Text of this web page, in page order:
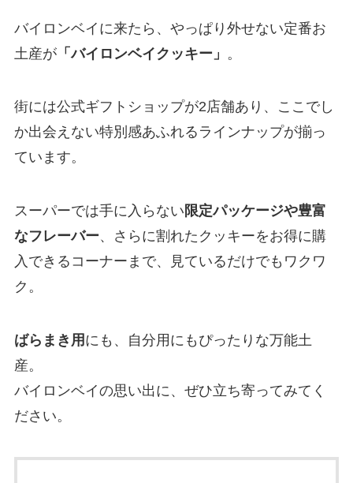
バイロンベイに来たら、やっぱり外せない定番お
土産が「バイロンベイクッキー」 。
街には公式ギフトショップが2店舗あり、ここでし
か出会えない特別感あふれるラインナップが揃っ
ています。
スーパーでは手に入らない 限定パッケージや豊富
なフレーバー、さらに割れたクッキーをお得に購
入できるコーナーまで、見ているだけでもワクワ
ク。
ばらまき用 にも、自分用にもぴったりな万能土
産。
バイロンベイの思い出に、ぜひ立ち寄ってみてく
ださい。